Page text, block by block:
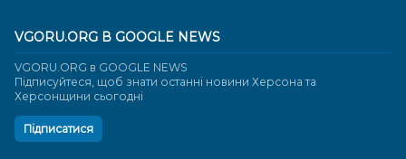
VGORU.ORG В GOOGLE NEWS
VGORU.ORG в GOOGLE NEWS
Підписуйтеся, щоб знати останні новини Херсона та
Херсонщини сьогодні
Підписатися